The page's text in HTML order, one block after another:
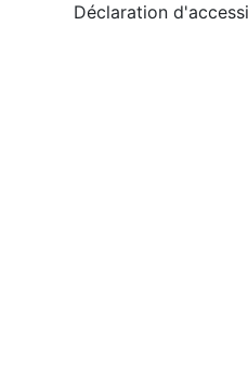
Déclaration